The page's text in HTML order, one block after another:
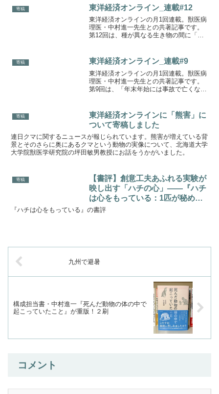
の実態をやさしく解説しました。
寄稿 東洋経済オンライン_連載#12
東洋経済オンラインの月1回連載。獣医病
理医・中村進一先生との共著記事です。
第12回は、種が異なる生き物の間に「友
寄稿 東洋経済オンライン_連載#9
東洋経済オンラインの月1回連載。獣医病
理医・中村進一先生との共著記事です。
第9回は、「年末年始には事故で亡くなる
いて、詳しく解説します。
寄稿
東洋経済オンラインに「熊害」に
ついて寄稿しました
連日クマに関するニュースが報じられています。熊害が増えている背
景とそのさらに奥にあるクマという動物の実像について、北海道大学
大学院獣医学研究院の坪田敏男教授にお話をうかがいました。
寄稿
【書評】創意工夫あふれる実験が
映し出す「ハチの心」――『ハチ
は心をもっている：1匹が秘める
驚異の知性、そして意識（原題：
『ハチは心をもっている』の書評
九州で避暑
構成担当書・中村進一『死んだ動物の体の中で
起こっていたこと』が重版！２刷
コメント